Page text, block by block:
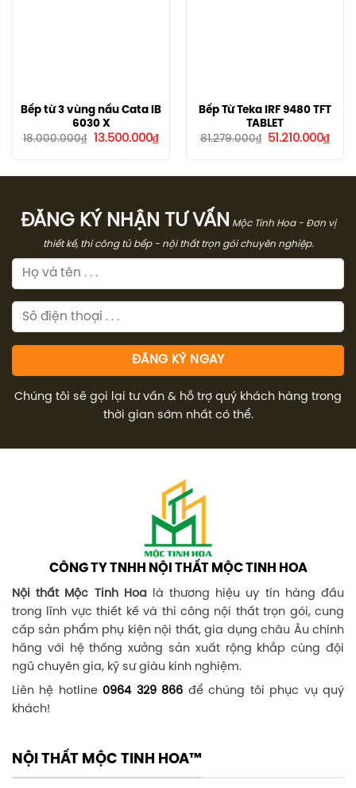
Bếp từ 3 vùng nấu Cata IB
6030 X
18.000.000₫
Giá
13.500.000₫Giá
13.500.000₫.
Bếp Từ Teka IRF 9480 TFT
TABLET
81.279.000₫
Giá
51.210.000₫Giá
ĐĂNG KÝ NHẬN TƯ VẤN
Mộc Tinh Hoa - Đơn vị
thiết kế, thi công tủ bếp - nội thất trọn gói chuyên nghiệp.
Chúng tôi sẽ gọi lại tư vấn & hỗ trợ quý khách hàng trong
thời gian sớm nhất có thể.
CÔNG TY TNHH NỘI THẤT MỘC TINH HOA
Nội thất Mộc Tinh Hoalà thương hiệu uy tín hàng đầu
trong lĩnh vực thiết kế và thi công nội thất trọn gói, cung
cấp sản phẩm phụ kiện nội thất, gia dụng châu Âu chính
hãng với hệ thống xưởng sản xuất rộng khắp cùng đội
ngũ chuyên gia, kỹ sư giàu kinh nghiệm.
Liên hệ hotline 0964 329 866 để chúng tôi phục vụ quý
khách!
NỘI THẤT MỘC TINH HOA™